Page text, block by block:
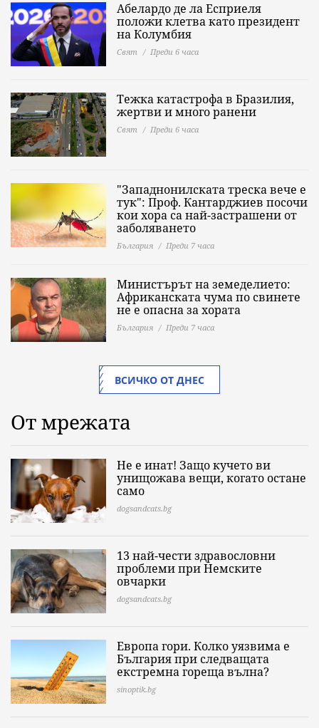
Абелардо де ла Есприеля
положи клетва като президент
на Колумбия
Свят Преди 6 часа
Тежка катастрофа в Бразилия,
жертви и много ранени
Свят Преди 6 часа
"Западнонилската треска вече е
тук": Проф. Кантарджиев посочи
кои хора са най-застрашени от
заболяването
България Преди 7 часа
Министърът на земеделието:
Африканската чума по свинете
не е опасна за хората
България Преди 7 часа
ВСИЧКО ОТ ДНЕС
От мрежата
Не е инат! Защо кучето ви
унищожава вещи, когато остане
само
dogsandcats.bg
13 най-чести здравословни
проблеми при Немските
овчарки
dogsandcats.bg
Европа гори. Колко уязвима е
България при следващата
екстремна гореща вълна?
sinoptik.bg